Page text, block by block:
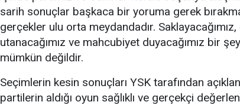
sarih sonuçlar başkaca bir yoruma gerek
gerçekler ulu orta meydandadır.
utanacağımız ve mahcubiyet duyacağımız bir
mümkün değildir.
Seçimlerin kesin sonuçları YSK tarafından
partilerin aldığı oyun sağlıklı ve gerçekçi